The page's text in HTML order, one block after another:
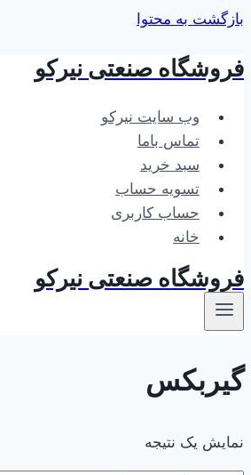
بازگشت به محتوا
فروشگاه صنعتی نیرکو
وب سایت نیرکو
تماس باما
سبد خرید
تسویه حساب
حساب کاربری
خانه
فروشگاه صنعتی نیرکو
گیربکس
نمایش یک نتیجه